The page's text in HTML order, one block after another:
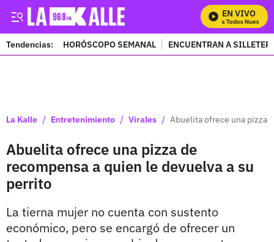
EN VIVO
Mira Todos Nuestros
Tendencias: HORÓSCOPO SEMANAL ENCUENTRAN A
La Kalle / Entretenimiento / Virales / Abuelita ofrece una pizza
Abuelita ofrece una pizza de
recompensa a quien le devuelva a su
perrito
La tierna mujer no cuenta con sustento
económico, pero se encargó de ofrecer un